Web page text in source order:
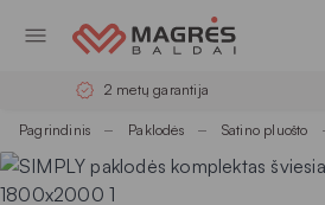
2 metų garantija
Pagrindinis Paklodės Satino pluošto